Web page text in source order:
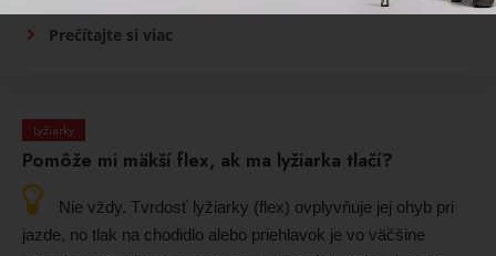
Prečítajte si viac
Lyžiarky
Pomôže mi mäkší flex, ak ma lyžiarka tlačí?
Nie vždy. Tvrdosť lyžiarky (flex) ovplyvňuje jej ohyb pri
jazde, no tlak na chodidlo alebo priehlavok je vo väčšine